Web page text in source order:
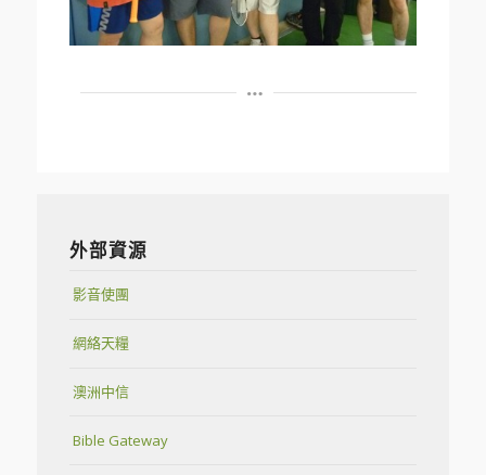
外部資源
影音使團
網絡天糧
澳洲中信
Bible Gateway